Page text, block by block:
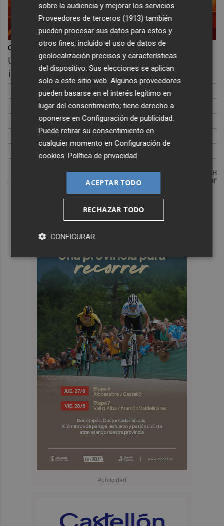
Corepunk MMORPG
Un verdadero MMORPG de la vieja escuela
¡Cómo los de antes, pero mejor!
DISCOVER WITH
sobre la audiencia y mejorar los servicios.
Proveedores de terceros (1913) también
pueden procesar sus datos para estos y
otros fines, incluido el uso de datos de
geolocalización precisos y características
del dispositivo. Sus elecciones se aplican
solo a este sitio web. Algunos proveedores
pueden basarse en el interés legítimo en
lugar del consentimiento; tiene derecho a
oponerse enConfiguración de publicidad
Puede retirar su consentimiento en
cualquier momento enConfiguración de
cookies .Política de privacidad
ACEPTAR TODO
RECHAZAR TODO
CONFIGURAR